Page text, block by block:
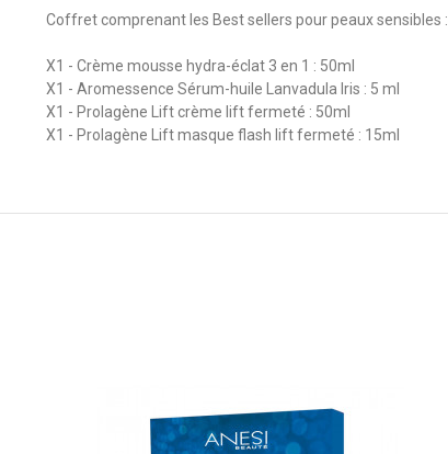
Coffret comprenant les Best sellers pour peaux sensibles :
X1 - Crème mousse hydra-éclat 3 en 1 : 50ml
X1 - Aromessence Sérum-huile Lanvadula Iris : 5 ml
X1 - Prolagène Lift crème lift fermeté : 50ml
X1 - Prolagène Lift masque flash lift fermeté : 15ml